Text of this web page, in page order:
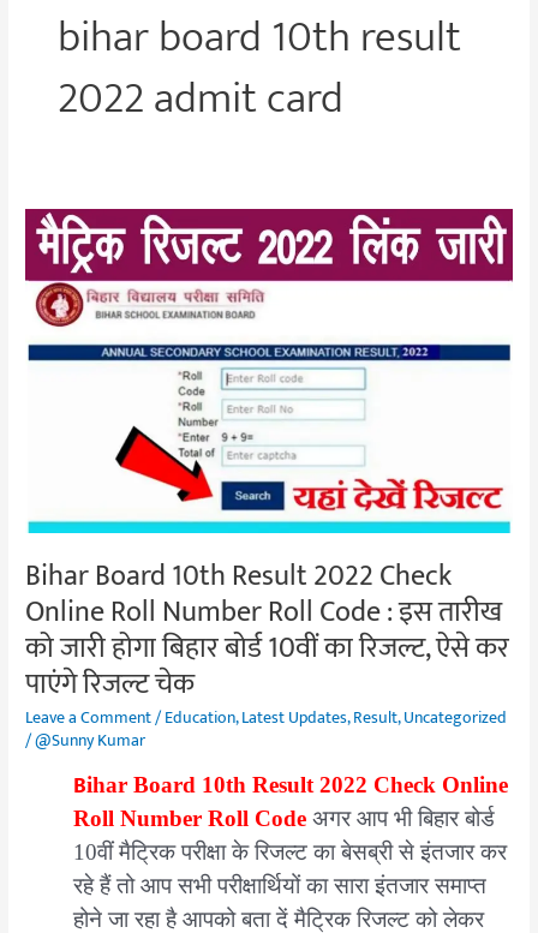
bihar board 10th result
2022 admit card
Bihar Board 10th Result 2022 Check
Online Roll Number Roll Code : इस तारीख
को जारी होगा बिहार बोर्ड 10वीं का रिजल्ट, ऐसे कर
पाएंगे रिजल्ट चेक
Leave a Comment/Education,Latest Updates,Result,Uncategorized
/@Sunny Kumar
Bihar Board 10th Result 2022 Check Online
Roll Number Roll Code अगर आप भी बिहार बोर्ड
10वीं मैट्रिक परीक्षा के रिजल्ट का बेसब्री से इंतजार कर
रहे हैं तो आप सभी परीक्षार्थियों का सारा इंतजार समाप्त
होने जा रहा है आपको बता दें मैट्रिक रिजल्ट को लेकर
Bihar
Board
10th
Result
2022
Code
इस
तारीख
को
जारी
बिहार